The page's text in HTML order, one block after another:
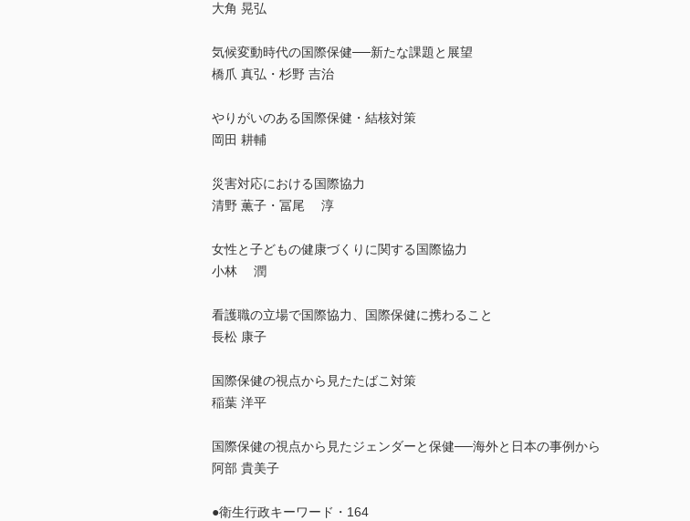
大角 晃弘
気候変動時代の国際保健──新たな課題と展望
橋爪 真弘・杉野 吉治
やりがいのある国際保健・結核対策
岡田 耕輔
災害対応における国際協力
清野 薫子・冨尾 淳
女性と子どもの健康づくりに関する国際協力
小林 潤
看護職の立場で国際協力、国際保健に携わること
長松 康子
国際保健の視点から見たたばこ対策
稲葉 洋平
国際保健の視点から見たジェンダーと保健──海外と日本の事例から
阿部 貴美子
●衛生行政キーワード・164